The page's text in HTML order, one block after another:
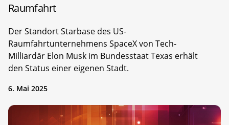
Raumfahrt
Der Standort Starbase des US-
Raumfahrtunternehmens SpaceX von Tech-
Milliardär Elon Musk im Bundesstaat Texas erhält
den Status einer eigenen Stadt.
6. Mai 2025